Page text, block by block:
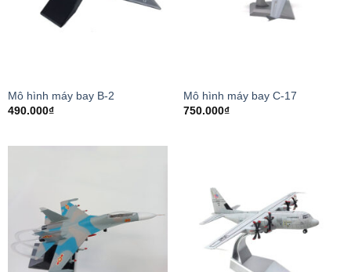
Mô hình máy bay B-2
490.000₫
Mô hình máy bay C-17
750.000₫